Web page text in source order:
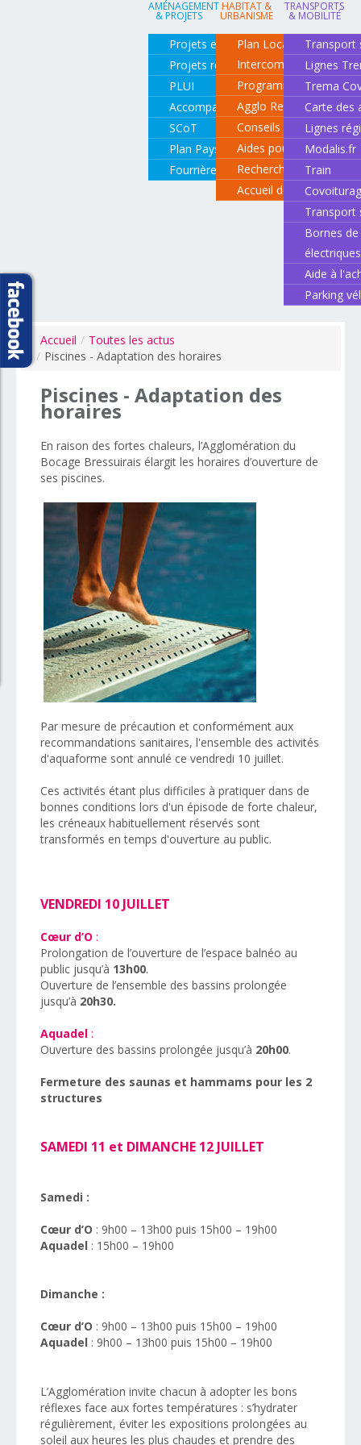
AMÉNAGEMENT
& PROJETS
Projets en cours
Projets réalisés
PLUI
Accompagnement de projets
SCoT
Plan Paysage
Fourrière animale
HABITAT &
URBANISME
Plan Local d'Urbanisme
Intercommunal
Programme local de
Agglo Renov
Conseils pour rénover
Aides pour rénover
Recherche d'un
Accueil des gens du
TRANSPORTS
& MOBILITÉ
Transport
Lignes
Trema
Carte des
Lignes
Modalis.fr
Train
Transport
Bornes
électriques
Aide à
Parking
Accueil / Toutes les actus
/ Piscines - Adaptation des horaires
Piscines - Adaptation des
horaires
En raison des fortes chaleurs, l’Agglomération du
Bocage Bressuirais élargit les horaires d’ouverture de
ses piscines.
Par mesure de précaution et conformément aux
recommandations sanitaires, l'ensemble des activités
d'aquaforme sont annulé ce vendredi 10 juillet.
Ces activités étant plus difficiles à pratiquer dans de
bonnes conditions lors d'un épisode de forte chaleur,
les créneaux habituellement réservés sont
transformés en temps d'ouverture au public.
VENDREDI 10 JUILLET
Cœur d’O :
Prolongation de l’ouverture de l’espace balnéo au
public jusqu’à 13h00.
Ouverture de l’ensemble des bassins prolongée
jusqu’à 20h30.
Aquadel :
Ouverture des bassins prolongée jusqu’à 20h00.
Fermeture des saunas et hammams pour les 2
structures
SAMEDI 11 et DIMANCHE 12 JUILLET
Samedi :
Cœur d’O : 9h00 – 13h00 puis 15h00 – 19h00
Aquadel : 15h00 – 19h00
Dimanche :
Cœur d’O : 9h00 – 13h00 puis 15h00 – 19h00
Aquadel : 9h00 – 13h00 puis 15h00 – 19h00
L’Agglomération invite chacun à adopter les bons
réflexes face aux fortes températures : s’hydrater
régulièrement, éviter les expositions prolongées au
soleil aux heures les plus chaudes et prendre des